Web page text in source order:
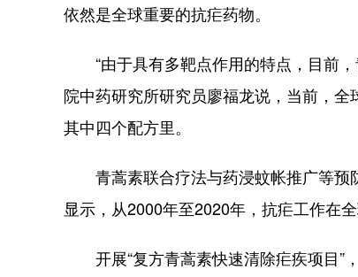
依然是全球重要的抗疟药物。
“由于具有多靶点作用的特点，目前，
院中药研究所研究员廖福龙说，当前，
其中四个配方里。
青蒿素联合疗法与药浸蚊帐推广等预
显示，从2000年至2020年，抗疟工作在
开展“复方青蒿素快速清除疟疾项目”